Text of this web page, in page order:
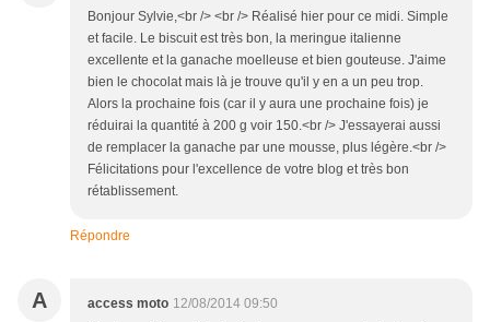
Bonjour Sylvie,<br /> <br /> Réalisé hier pour ce midi. Simple
et facile. Le biscuit est très bon, la meringue italienne
excellente et la ganache moelleuse et bien gouteuse. J'aime
bien le chocolat mais là je trouve qu'il y en a un peu trop.
Alors la prochaine fois (car il y aura une prochaine fois) je
réduirai la quantité à 200 g voir 150.<br /> J'essayerai aussi
de remplacer la ganache par une mousse, plus légère.<br />
Félicitations pour l'excellence de votre blog et très bon
rétablissement.
Répondre
A access moto 12/08/2014 09:50